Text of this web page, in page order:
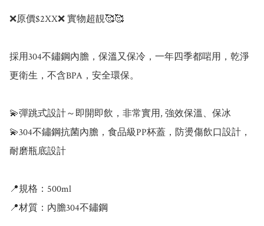
❌原價$2XX❌ 實物超靚🥰🥰
採用304不鏽鋼內膽，保溫又保冷，一年四季都啱用，乾淨
更衛生，不含BPA，安全環保。
💫彈跳式設計～即開即飲，非常實用, 強效保溫、保冰
💫304不鏽鋼抗菌內膽，食品級PP杯蓋，防燙傷飲口設計，
耐磨瓶底設計
📍規格：500ml
📍材質：內膽304不鏽鋼